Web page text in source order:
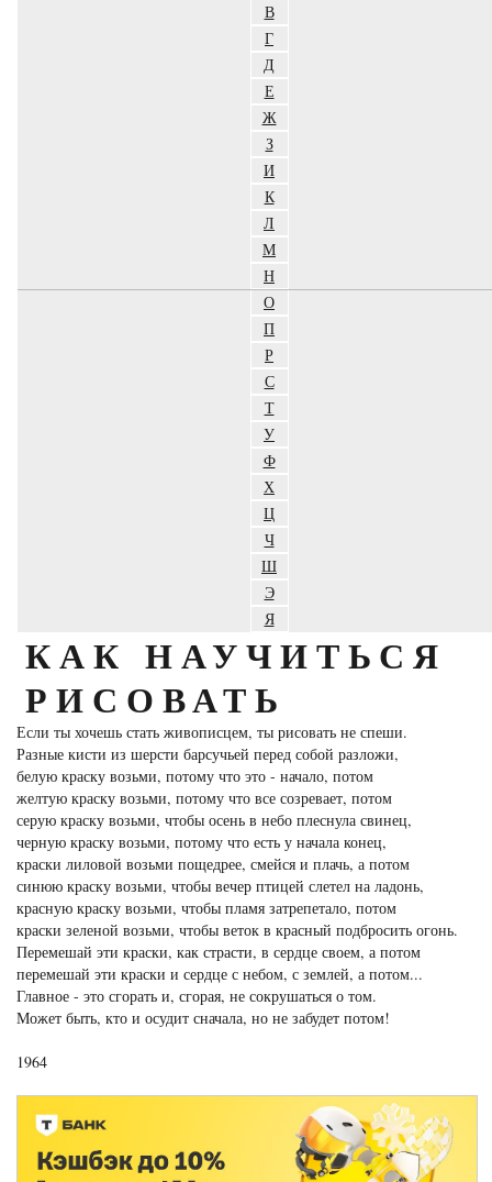
В
Г
Д
Е
Ж
З
И
К
Л
М
Н
О
П
Р
С
Т
У
Ф
Х
Ц
Ч
Ш
Э
Я
КАК НАУЧИТЬСЯ
РИСОВАТЬ
Если ты хочешь стать живописцем, ты рисовать не спеши.
Разные кисти из шерсти барсучьей перед собой разложи,
белую краску возьми, потому что это - начало, потом
желтую краску возьми, потому что все созревает, потом
серую краску возьми, чтобы осень в небо плеснула свинец,
черную краску возьми, потому что есть у начала конец,
краски лиловой возьми пощедрее, смейся и плачь, а потом
синюю краску возьми, чтобы вечер птицей слетел на ладонь,
красную краску возьми, чтобы пламя затрепетало, потом
краски зеленой возьми, чтобы веток в красный подбросить огонь.
Перемешай эти краски, как страсти, в сердце своем, а потом
перемешай эти краски и сердце с небом, с землей, а потом...
Главное - это сгорать и, сгорая, не сокрушаться о том.
Может быть, кто и осудит сначала, но не забудет потом!
1964